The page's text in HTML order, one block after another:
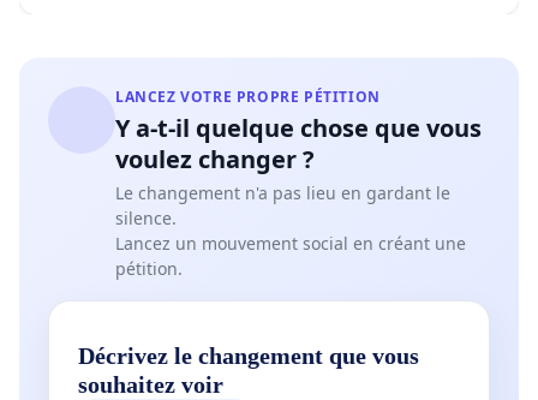
LANCEZ VOTRE PROPRE PÉTITION
Y a-t-il quelque chose que vous
voulez changer ?
Le changement n'a pas lieu en gardant le
silence.
Lancez un mouvement social en créant une
pétition.
Décrivez le changement que vous
souhaitez voir